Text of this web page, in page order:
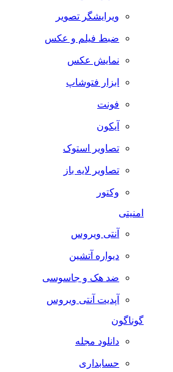
ویرایشگر تصویر
ضبط فيلم و عكس
نمایش عکس
ابزار فتوشاپ
فونت
آیکون
تصاویر استوک
تصاویر لایه باز
وکتور
امنیتی
آنتی ویروس
دیواره آتشین
ضد هک و جاسوسی
آپدیت آنتی ویروس
گوناگون
دانلود مجله
حسابداری